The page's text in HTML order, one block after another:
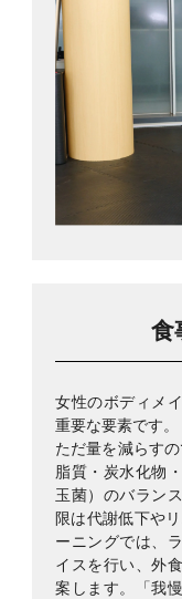
食
女性のボディメ
重要な要素です。
ただ量を減らす
脂質・炭水化物
玉菌）のバラン
限は代謝低下や
ーニングでは、
イスを行い、外
案します。「我